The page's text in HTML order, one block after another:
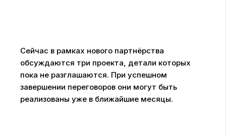
Сейчас в рамках нового партнёрства
обсуждаются три проекта, детали которых
пока не разглашаются. При успешном
завершении переговоров они могут быть
реализованы уже в ближайшие месяцы.